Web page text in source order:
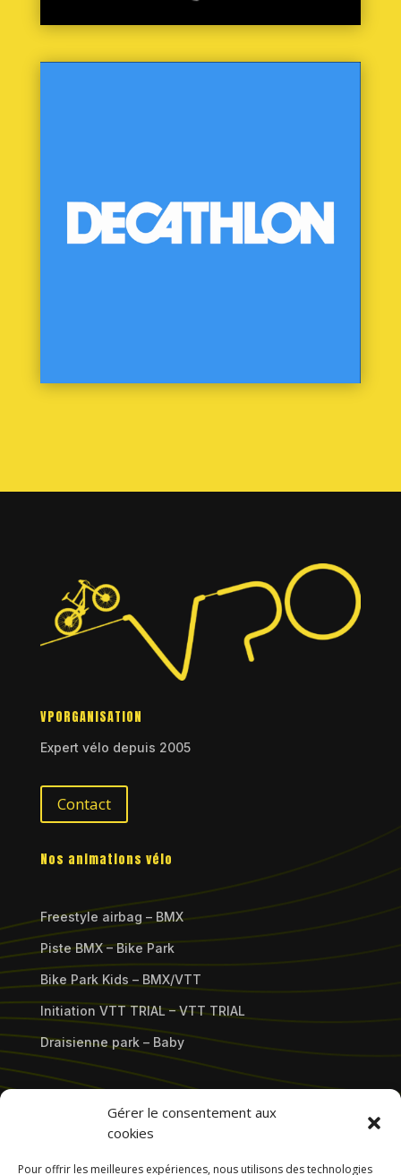
Gérer le consentement aux
cookies
Pour offrir les meilleures expériences, nous utilisons des technologies
VPORGANISATION
Expert vélo depuis 2005
Contact
Nos animations vélo
Freestyle airbag – BMX
Piste BMX – Bike Park
Bike Park Kids – BMX/VTT
Initiation VTT TRIAL – VTT TRIAL
Draisienne park – Baby